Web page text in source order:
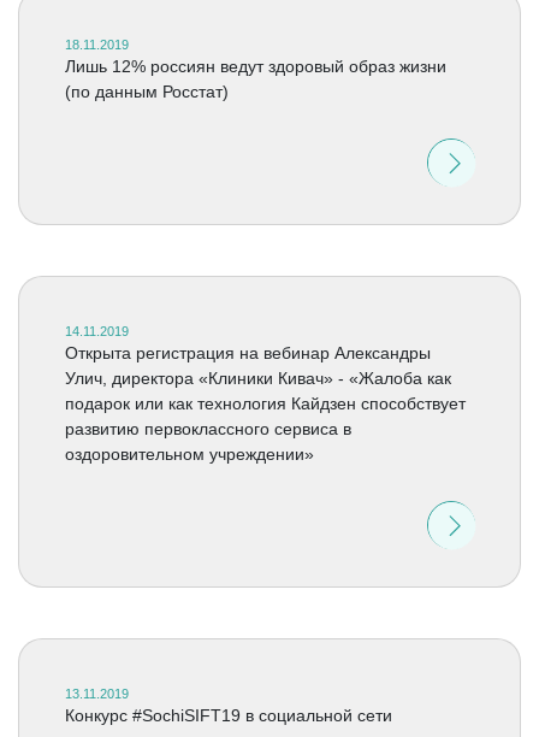
18.11.2019
Лишь 12% россиян ведут здоровый образ жизни
(по данным Росстат)
14.11.2019
Открыта регистрация на вебинар Александры
Улич, директора «Клиники Кивач» - «Жалоба как
подарок или как технология Кайдзен способствует
развитию первоклассного сервиса в
оздоровительном учреждении»
13.11.2019
Конкурс #SochiSIFT19 в социальной сети